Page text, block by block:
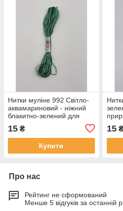
Нитки муліне 992 Світло-
аквамариновий - ніжний
блакитно-зелений для
15 ₴
Купити
15
Про нас
Рейтинг не сформований
Менше 5 відгуків за останній